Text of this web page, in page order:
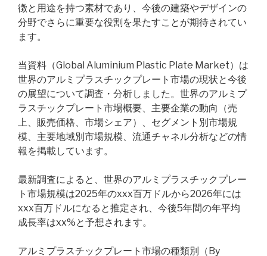
徴と用途を持つ素材であり、今後の建築やデザインの
分野でさらに重要な役割を果たすことが期待されてい
ます。
当資料（Global Aluminium Plastic Plate Market）は
世界のアルミプラスチックプレート市場の現状と今後
の展望について調査・分析しました。世界のアルミプ
ラスチックプレート市場概要、主要企業の動向（売
上、販売価格、市場シェア）、セグメント別市場規
模、主要地域別市場規模、流通チャネル分析などの情
報を掲載しています。
最新調査によると、世界のアルミプラスチックプレー
ト市場規模は2025年のxxx百万ドルから2026年には
xxx百万ドルになると推定され、今後5年間の年平均
成長率はxx%と予想されます。
アルミプラスチックプレート市場の種類別（By